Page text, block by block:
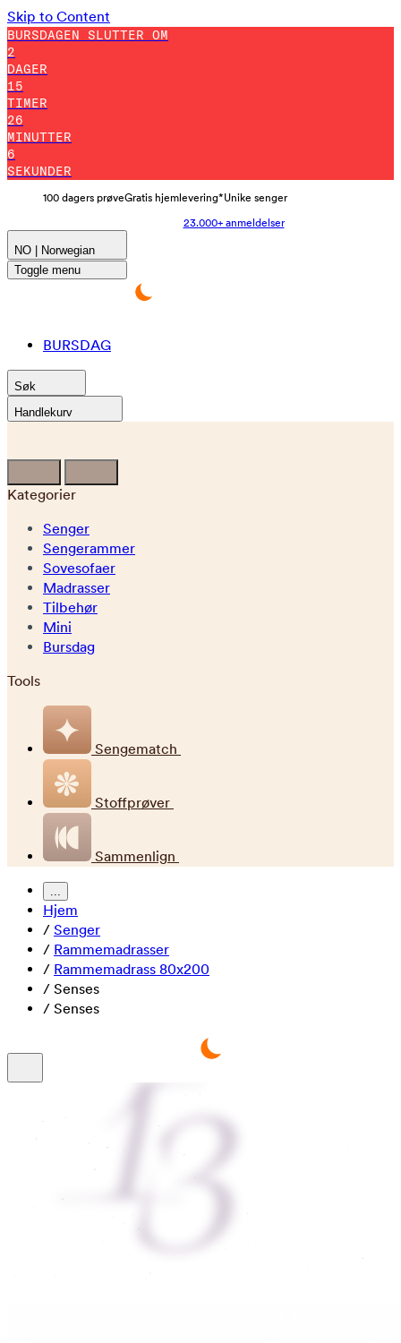
Skip to Content
BURSDAGEN SLUTTER OM
2
DAGER
15
TIMER
25
MINUTTER
58
SEKUNDER
100 dagers prøveGratis hjemlevering*Unike senger
23.000+ anmeldelser
NO | Norwegian
Toggle menu
BURSDAG
Søk
Handlekurv
Kategorier
Senger
Sengerammer
Sovesofaer
Madrasser
Tilbehør
Mini
Bursdag
Tools
Sengematch
Stoffprøver
Sammenlign
...
Hjem
/ Senger
/ Rammemadrasser
/ Rammemadrass 80x200
/ Senses
/ Senses